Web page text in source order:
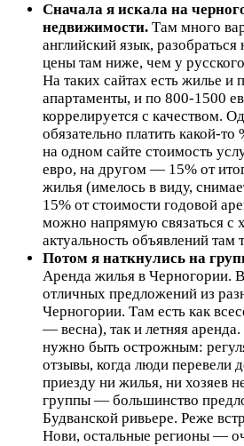
Сначала я искала на
недвижимости. Там много
английский язык, разобраться
цены там ниже, чем у
На таких сайтах есть жилье и
апартаменты, и по 800-1500
коррелируется с качеством.
обязательно платить какой-
на одном сайте стоимость
евро, на другом — 15% от
жилья (имелось в виду,
15% от стоимости годовой
можно напрямую связаться с
актуальность объявлений там
Потом я наткнулись на
Аренда жилья в Черногории.
отличных предложений из
Черногории. Там есть как
— весна), так и летняя
нужно быть острожным:
отзывы, когда люди перевели
приезду ни жилья, ни хозяев
группы — большинство
Будванской ривьере. Реже
Нови, остальные регионы —